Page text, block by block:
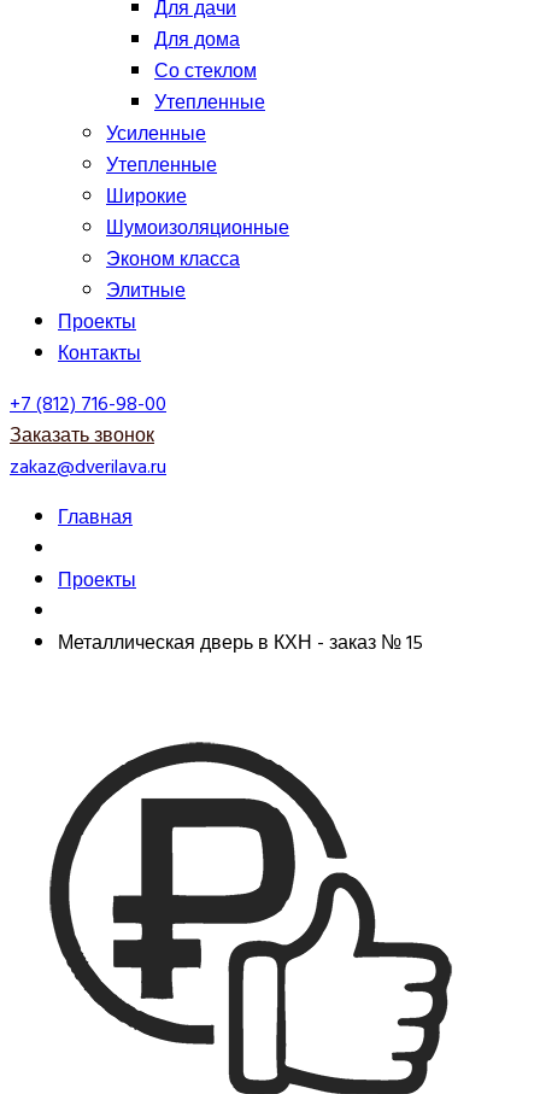
Для дачи
Для дома
Со стеклом
Утепленные
Усиленные
Утепленные
Широкие
Шумоизоляционные
Эконом класса
Элитные
Проекты
Контакты
+7 (812) 716-98-00
Заказать звонок
zakaz@dverilava.ru
Главная
Проекты
Металлическая дверь в КХН - заказ № 15